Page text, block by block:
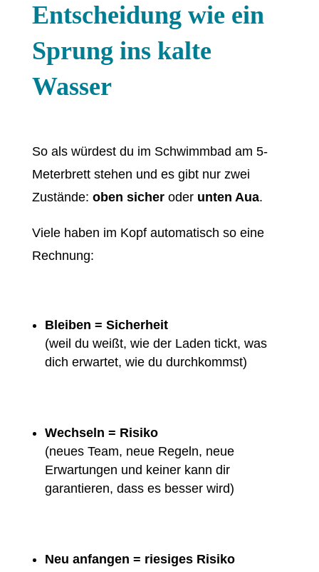
Entscheidung wie ein
Sprung ins kalte
Wasser
So als würdest du im Schwimmbad am 5-
Meterbrett stehen und es gibt nur zwei
Zustände: oben sicheroder unten Aua.
Viele haben im Kopf automatisch so eine
Rechnung:
Bleiben = Sicherheit
(weil du weißt, wie der Laden tickt, was
dich erwartet, wie du durchkommst)
Wechseln = Risiko
(neues Team, neue Regeln, neue
Erwartungen und keiner kann dir
garantieren, dass es besser wird)
Neu anfangen = riesiges Risiko